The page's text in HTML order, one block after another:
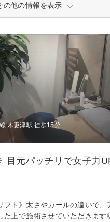
の他の情報を表示
木更津駅 徒歩15分
目元パッチリで女子力
ト》太さやカールの違いで
た上で施術させていただきま